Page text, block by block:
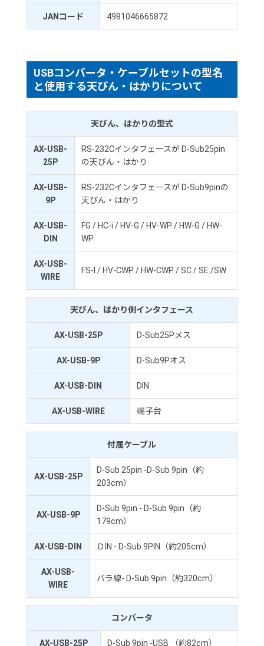
JANコード 4981046665872
USBコンバータ・ケーブルセットの型名
と使用する天びん・はかりについて
天びん、はかりの型式
AX-USB-
25P
RS-232Cインタフェースが D-Sub25pin
の天びん・はかり
AX-USB-
9P
RS-232Cインタフェースが D-Sub9pinの
天びん・はかり
AX-USB-
DIN
FG / HC-i / HV-G / HV-WP / HW-G / HW-
WP
AX-USB-
WIRE
FS-I / HV-CWP / HW-CWP / SC / SE /SW
天びん、はかり側インタフェース
AX-USB-25P D-Sub25Pメス
AX-USB-9P D-Sub9Pオス
AX-USB-DIN DIN
AX-USB-WIRE 端子台
付属ケーブル
AX-USB-25P
D-Sub 25pin -D-Sub 9pin（約
203cm）
AX-USB-9P
D-Sub 9pin - D-Sub 9pin（約
179cm）
AX-USB-DIN ＤIN - D-Sub 9PIN（約205cm）
AX-USB-
WIRE
バラ線- D-Sub 9pin（約320cm）
コンバータ
AX-USB-25P D-Sub 9pin -USB （約82cm）